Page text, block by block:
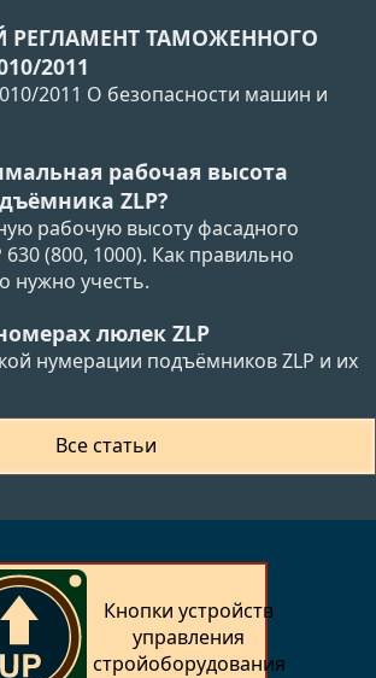
РЕГЛАМЕНТ ТАМОЖЕННОГО
2011
2011 О безопасности машин и
рабочая высота
ZLP?
рабочую высоту фасадного
(800, 1000). Как правильно
нужно учесть.
люлек ZLP
нумерации подъёмников ZLP и их
Все статьи
Кнопки устройств
управления
стройоборудования